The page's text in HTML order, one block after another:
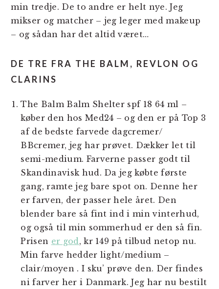
min tredje. De to andre er helt nye. Jeg
mikser og matcher – jeg leger med makeup
– og sådan har det altid været…
DE TRE FRA THE BALM, REVLON OG
CLARINS
The Balm Balm Shelter spf 18 64 ml –
køber den hos Med24 – og den er på Top 3
af de bedste farvede dagcremer/
BBcremer, jeg har prøvet. Dækker let til
semi-medium. Farverne passer godt til
Skandinavisk hud. Da jeg købte første
gang, ramte jeg bare spot on. Denne her
er farven, der passer hele året. Den
blender bare så fint ind i min vinterhud,
og også til min sommerhud er den så fin.
Prisen er god, kr 149 på tilbud netop nu.
Min farve hedder light/medium –
clair/moyen . I sku’ prøve den. Der findes
ni farver her i Danmark. Jeg har nu bestilt